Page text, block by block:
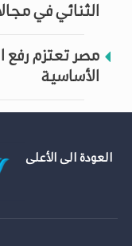
الثنائي في
مصر تعتزم رفع
الأساسية
العودة الى الأعلى